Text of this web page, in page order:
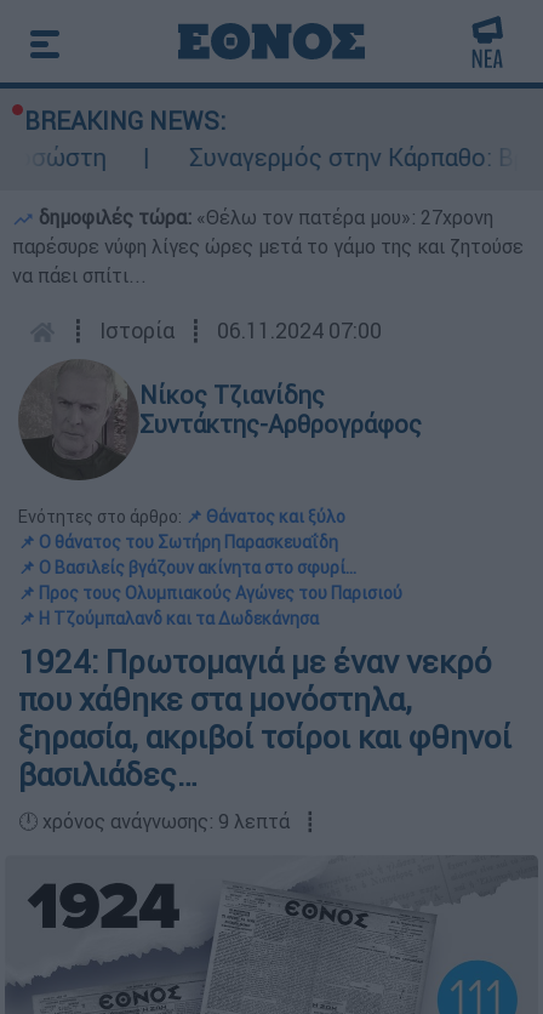
BREAKING NEWS:
Συναγερμός στην Κάρπαθο: Βρέθηκαν
δημοφιλές τώρα: «Θέλω τον πατέρα μου»: 27χρονη
παρέσυρε νύφη λίγες ώρες μετά το γάμο της και ζητούσε
να πάει σπίτι...
┋ Ιστορία ┋ 06.11.2024 07:00
Νίκος Τζιανίδης
Συντάκτης-Αρθρογράφος
Ενότητες στο άρθρο: 📌 Θάνατος και ξύλο
📌 Ο θάνατος του Σωτήρη Παρασκευαΐδη
📌 Ο Βασιλείς βγάζουν ακίνητα στο σφυρί...
📌 Προς τους Ολυμπιακούς Αγώνες του Παρισιού
📌 Η Τζούμπαλανδ και τα Δωδεκάνησα
1924: Πρωτομαγιά με έναν νεκρό
που χάθηκε στα μονόστηλα,
ξηρασία, ακριβοί τσίροι και φθηνοί
βασιλιάδες…
🕛 χρόνος ανάγνωσης: 9 λεπτά ┋